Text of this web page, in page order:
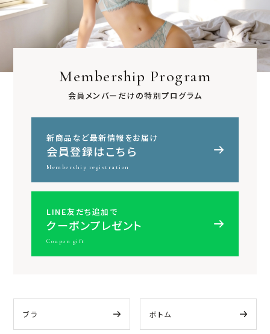
Membership Program
会員メンバーだけの特別プログラム
新商品など最新情報をお届け
会員登録はこちら
Membership registration
LINE友だち追加で
クーポンプレゼント
Coupon gift
ブラ ボトム